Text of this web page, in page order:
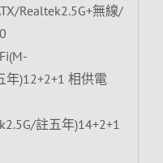
Realtek2.5G+無線/
年)12+2+1 相供電
註五年)14+2+1